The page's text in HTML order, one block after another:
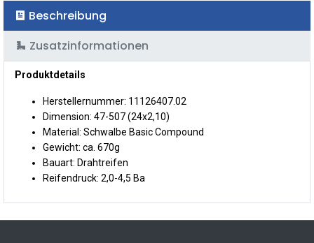
Beschreibung
Zusatzinformationen
Produktdetails
Herstellernummer: 11126407.02
Dimension: 47-507 (24x2,10)
Material: Schwalbe Basic Compound
Gewicht: ca. 670g
Bauart: Drahtreifen
Reifendruck: 2,0-4,5 Ba